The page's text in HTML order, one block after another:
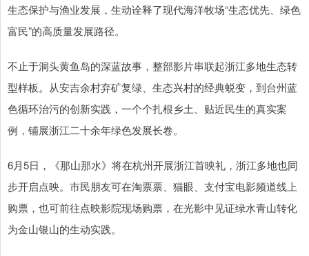
生态保护与渔业发展，生动诠释了现代海洋牧场“生态优先、绿色
富民”的高质量发展路径。
不止于洞头黄鱼岛的深蓝故事，整部影片串联起浙江多地生态转
型样板。从安吉余村弃矿复绿、生态兴村的经典蜕变，到台州蓝
色循环治污的创新实践，一个个扎根乡土、贴近民生的真实案
例，铺展浙江二十余年绿色发展长卷。
6月5日，《那山那水》将在杭州开展浙江首映礼，浙江多地也同
步开启点映。市民朋友可在淘票票、猫眼、支付宝电影频道线上
购票，也可前往点映影院现场购票，在光影中见证绿水青山转化
为金山银山的生动实践。